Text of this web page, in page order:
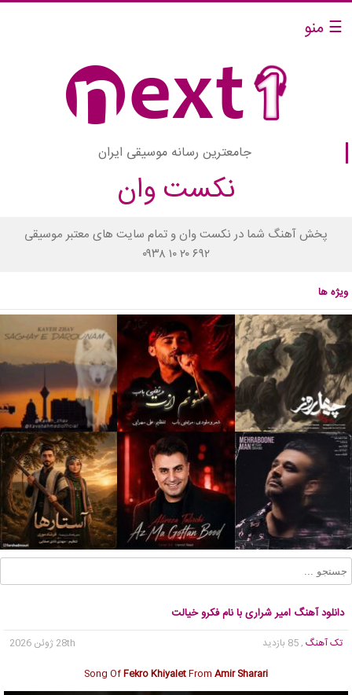
☰ منو
جامعترین رسانه موسیقی ایران
نکست وان
پخش آهنگ شما در نکست وان و تمام سایت های معتبر موسیقی
۰۹۳۸ ۱۰ ۲۰ ۶۹۲
ویژه ها
دانلود آهنگ امیر شراری با نام فکرو خیالت
تک آهنگ , 85 بازدید
28th ژوئن 2026
Song OfFekro KhiyaletFrom Amir Sharari